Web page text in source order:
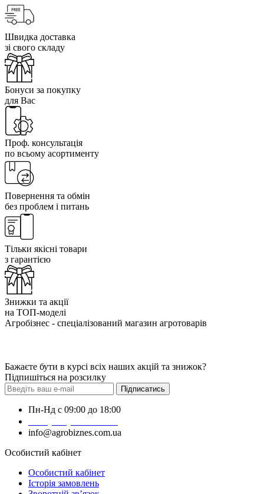
Швидка доставка
зі свого складу
Бонуси за покупку
для Вас
Проф. консультація
по всьому асортименту
Повернення та обмін
без проблем і питань
Тільки якісні товари
з гарантією
Знижки та акції
на ТОП-моделі
Агробізнес - спеціалізований магазин агротоварів
Бажаєте бути в курсі всіх наших акцій та знижок?
Підпишіться на розсилку
Підписатись
Пн-Нд с 09:00 до 18:00
info@agrobiznes.com.ua
Особистий кабінет
Особистий кабінет
Історія замовлень